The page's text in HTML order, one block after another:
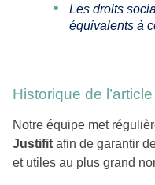
Les droits
équivalents à
Historique de l’article
Notre équipe met
Justifit afin de garantir
et utiles au plus grand